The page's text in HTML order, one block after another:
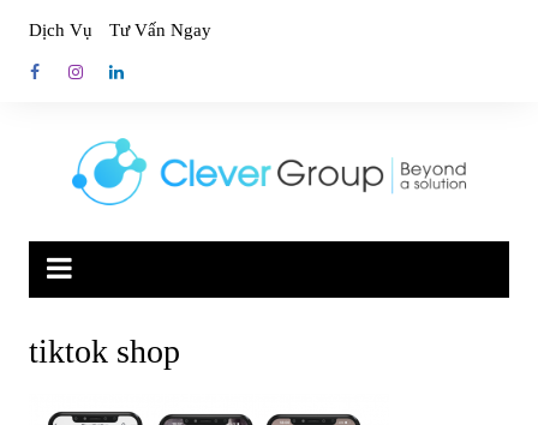
content
Dịch Vụ Tư Vấn Ngay
tiktok shop